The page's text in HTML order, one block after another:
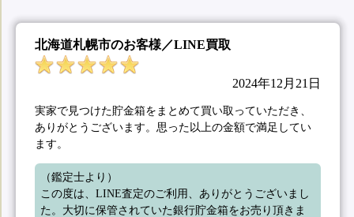
北海道札幌市のお客様／LINE買取
2024年12月21日
実家で見つけた貯金箱をまとめて買い取っていただき、
ありがとうございます。思った以上の金額で満足してい
ます。
（鑑定士より）
この度は、LINE査定のご利用、ありがとうございまし
た。大切に保管されていた銀行貯金箱をお売り頂きま